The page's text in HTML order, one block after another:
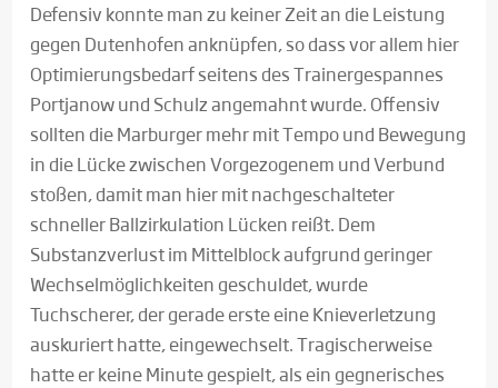
Defensiv konnte man zu keiner Zeit an die Leistung
gegen Dutenhofen anknüpfen, so dass vor allem hier
Optimierungsbedarf seitens des Trainergespannes
Portjanow und Schulz angemahnt wurde. Offensiv
sollten die Marburger mehr mit Tempo und Bewegung
in die Lücke zwischen Vorgezogenem und Verbund
stoßen, damit man hier mit nachgeschalteter
schneller Ballzirkulation Lücken reißt. Dem
Substanzverlust im Mittelblock aufgrund geringer
Wechselmöglichkeiten geschuldet, wurde
Tuchscherer, der gerade erste eine Knieverletzung
auskuriert hatte, eingewechselt. Tragischerweise
hatte er keine Minute gespielt, als ein gegnerisches